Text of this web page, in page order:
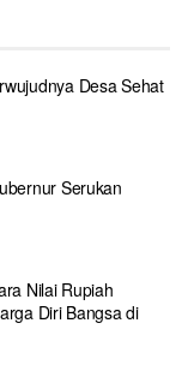
Desa Sehat
Serukan
Nilai Rupiah
Diri Bangsa di